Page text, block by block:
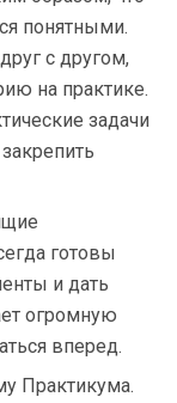
понятными.
с другом,
на практике.
задачи
готовы
и дать
огромную
вперед.
Практикума.